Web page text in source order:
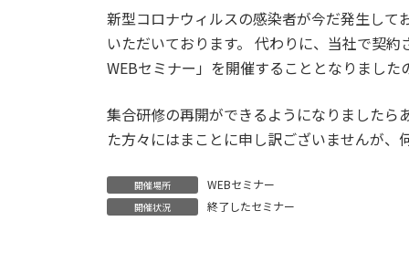
新型コロナウィルスの感染者が今だ発生し
いただいております。 代わりに、当社で契
WEBセミナー」を開催することとなりました
集合研修の再開ができるようになりましたら
た方々にはまことに申し訳ございませんが
開催場所 WEBセミナー
開催状況 終了したセミナー